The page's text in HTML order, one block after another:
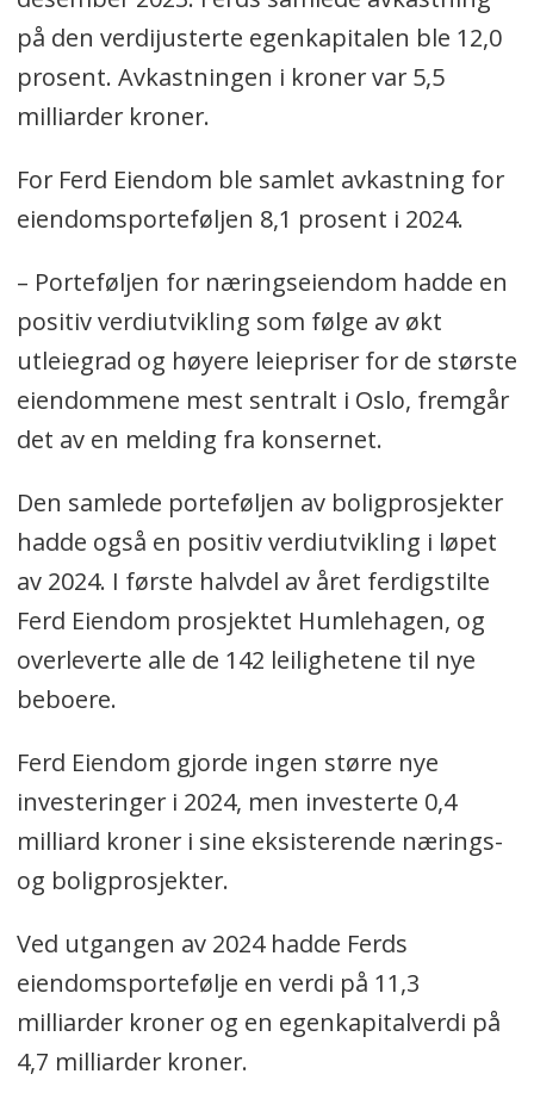
på den verdijusterte egenkapitalen ble 12,0
prosent. Avkastningen i kroner var 5,5
milliarder kroner.
For Ferd Eiendom ble samlet avkastning for
eiendomsporteføljen 8,1 prosent i 2024.
– Porteføljen for næringseiendom hadde en
positiv verdiutvikling som følge av økt
utleiegrad og høyere leiepriser for de største
eiendommene mest sentralt i Oslo, fremgår
det av en melding fra konsernet.
Den samlede porteføljen av boligprosjekter
hadde også en positiv verdiutvikling i løpet
av 2024. I første halvdel av året ferdigstilte
Ferd Eiendom prosjektet Humlehagen, og
overleverte alle de 142 leilighetene til nye
beboere.
Ferd Eiendom gjorde ingen større nye
investeringer i 2024, men investerte 0,4
milliard kroner i sine eksisterende nærings-
og boligprosjekter.
Ved utgangen av 2024 hadde Ferds
eiendomsportefølje en verdi på 11,3
milliarder kroner og en egenkapitalverdi på
4,7 milliarder kroner.